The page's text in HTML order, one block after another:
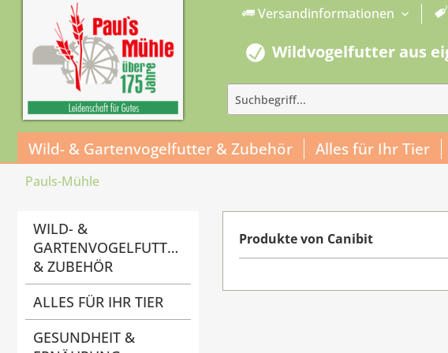
Versandinformationen
Wildvogelfutter aus
Wild- & Gartenvogelfutter & Zubehör Alles für Ihr Tier
Pauls-Mühle
WILD- &
GARTENVOGELFUTTER
& ZUBEHÖR
ALLES FÜR IHR TIER
GESUNDHEIT &
Produkte von Canibit